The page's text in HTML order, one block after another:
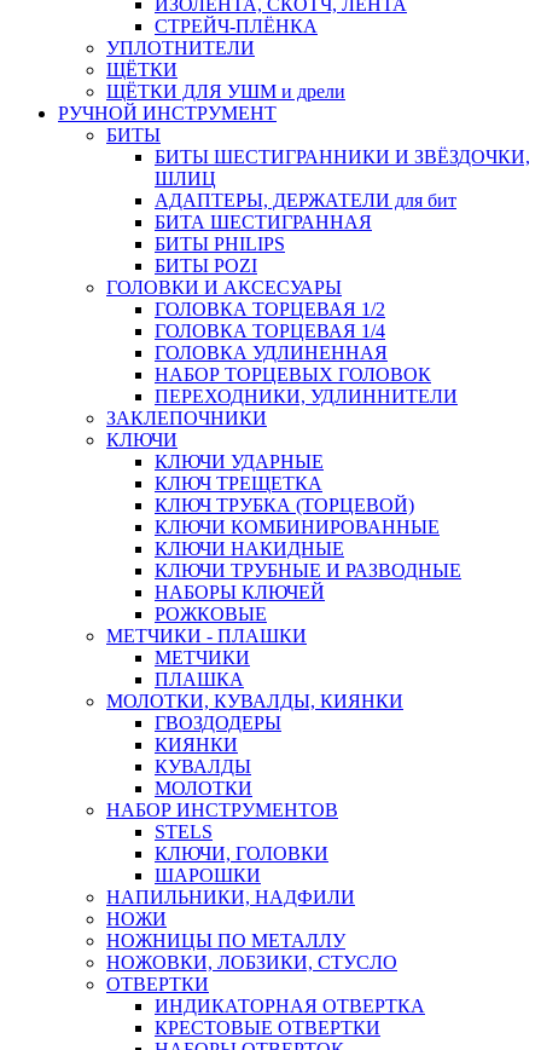
ИЗОЛЕНТА, СКОТЧ, ЛЕНТА
СТРЕЙЧ-ПЛЁНКА
УПЛОТНИТЕЛИ
ЩЁТКИ
ЩЁТКИ ДЛЯ УШМ и дрели
РУЧНОЙ ИНСТРУМЕНТ
БИТЫ
БИТЫ ШЕСТИГРАННИКИ И ЗВЁЗДОЧКИ,
ШЛИЦ
АДАПТЕРЫ, ДЕРЖАТЕЛИ для бит
БИТА ШЕСТИГРАННАЯ
БИТЫ PHILIPS
БИТЫ POZI
ГОЛОВКИ И АКСЕСУАРЫ
ГОЛОВКА ТОРЦЕВАЯ 1/2
ГОЛОВКА ТОРЦЕВАЯ 1/4
ГОЛОВКА УДЛИНЕННАЯ
НАБОР ТОРЦЕВЫХ ГОЛОВОК
ПЕРЕХОДНИКИ, УДЛИННИТЕЛИ
ЗАКЛЕПОЧНИКИ
КЛЮЧИ
КЛЮЧИ УДАРНЫЕ
КЛЮЧ ТРЕЩЕТКА
КЛЮЧ ТРУБКА (ТОРЦЕВОЙ)
КЛЮЧИ КОМБИНИРОВАННЫЕ
КЛЮЧИ НАКИДНЫЕ
КЛЮЧИ ТРУБНЫЕ И РАЗВОДНЫЕ
НАБОРЫ КЛЮЧЕЙ
РОЖКОВЫЕ
МЕТЧИКИ - ПЛАШКИ
МЕТЧИКИ
ПЛАШКА
МОЛОТКИ, КУВАЛДЫ, КИЯНКИ
ГВОЗДОДЕРЫ
КИЯНКИ
КУВАЛДЫ
МОЛОТКИ
НАБОР ИНСТРУМЕНТОВ
STELS
КЛЮЧИ, ГОЛОВКИ
ШАРОШКИ
НАПИЛЬНИКИ, НАДФИЛИ
НОЖИ
НОЖНИЦЫ ПО МЕТАЛЛУ
НОЖОВКИ, ЛОБЗИКИ, СТУСЛО
ОТВЕРТКИ
ИНДИКАТОРНАЯ ОТВЕРТКА
КРЕСТОВЫЕ ОТВЕРТКИ